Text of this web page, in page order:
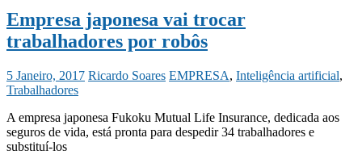
Empresa japonesa vai trocar
trabalhadores por robôs
5 Janeiro, 2017 Ricardo Soares EMPRESA, Inteligência artificial,
Trabalhadores
A empresa japonesa Fukoku Mutual Life Insurance, dedicada aos
seguros de vida, está pronta para despedir 34 trabalhadores e
substituí-los